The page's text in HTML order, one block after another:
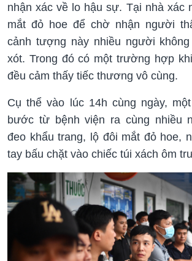
nhận xác về lo hậu sự. Tại nhà xác
mắt đỏ hoe để chờ nhận người
cảnh tượng này nhiều người
xót. Trong đó có một trường hợp
đều cảm thấy tiếc thương vô cùng.
Cụ thể vào lúc 14h cùng ngày,
bước từ bệnh viện ra cùng nhiều
đeo khẩu trang, lộ đôi mắt đỏ hoe,
tay bấu chặt vào chiếc túi xách ôm